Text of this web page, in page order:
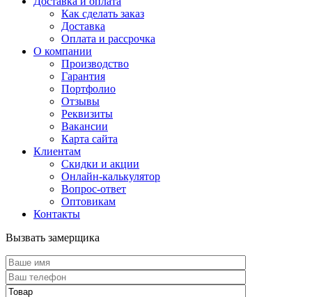
Как сделать заказ
Доставка
Оплата и рассрочка
О компании
Производство
Гарантия
Портфолио
Отзывы
Реквизиты
Вакансии
Карта сайта
Клиентам
Скидки и акции
Онлайн-калькулятор
Вопрос-ответ
Оптовикам
Контакты
Вызвать замерщика